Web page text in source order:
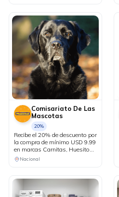
Comisariato De Las
Mascotas
20%
Recibe el 20% de descuento por
la compra de mínimo USD 9.99
en marcas Carnitas, Huesitos
y Chewy Toys.
Nacional